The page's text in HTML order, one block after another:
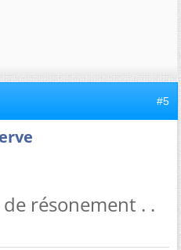
#5
résonement . .